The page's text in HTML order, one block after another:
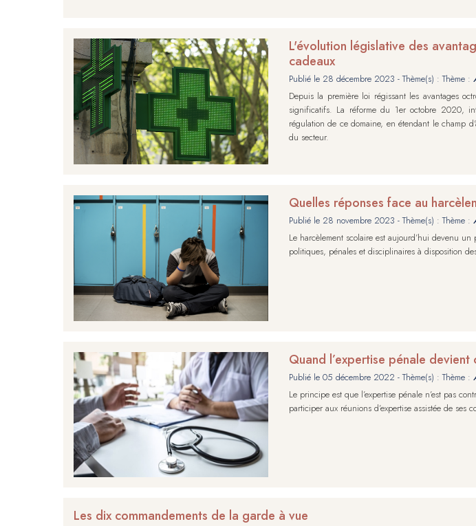
L'évolution législative des
cadeaux
Publié le 28 décembre 2023 - Thème(s) : Thème :
Depuis la première loi régissant les avantages
significatifs. La réforme du 1er octobre 2020,
régulation de ce domaine, en étendant le champ
du secteur.
Quelles réponses face au
Publié le 28 novembre 2023 - Thème(s) : Thème :
Le harcèlement scolaire est aujourd’hui devenu
politiques, pénales et disciplinaires à disposition
Quand l’expertise pénale
Publié le 05 décembre 2022 - Thème(s) : Thème :
Le principe est que l’expertise pénale n’est pas
participer aux réunions d’expertise assistée de ses
Les dix commandements de la garde à vue